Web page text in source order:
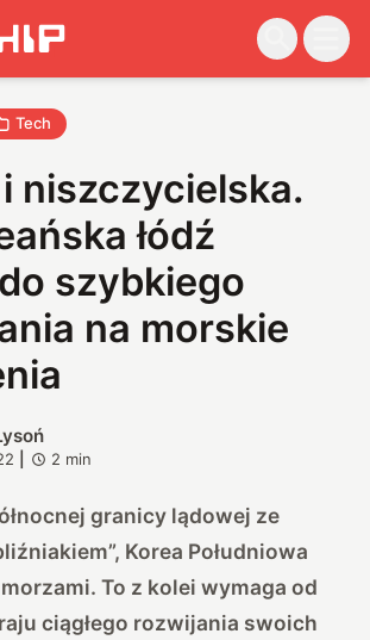
Tech
niszczycielska.
łódź
szybkiego
na morskie
2 min
granicy lądowej ze
Korea Południowa
To z kolei wymaga od
ciągłego rozwijania swoich